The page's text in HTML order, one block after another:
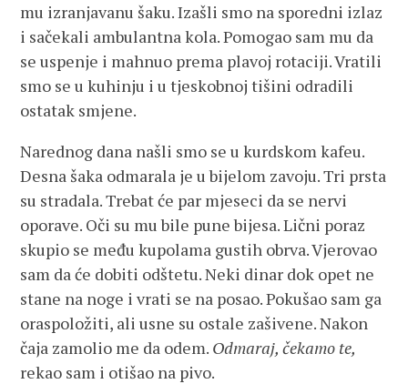
mu izranjavanu šaku. Izašli smo na sporedni izlaz
i sačekali ambulantna kola. Pomogao sam mu da
se uspenje i mahnuo prema plavoj rotaciji. Vratili
smo se u kuhinju i u tjeskobnoj tišini odradili
ostatak smjene.
Narednog dana našli smo se u kurdskom kafeu.
Desna šaka odmarala je u bijelom zavoju. Tri prsta
su stradala. Trebat će par mjeseci da se nervi
oporave. Oči su mu bile pune bijesa. Lični poraz
skupio se među kupolama gustih obrva. Vjerovao
sam da će dobiti odštetu. Neki dinar dok opet ne
stane na noge i vrati se na posao. Pokušao sam ga
oraspoložiti, ali usne su ostale zašivene. Nakon
čaja zamolio me da odem. Odmaraj, čekamo te,
rekao sam i otišao na pivo.